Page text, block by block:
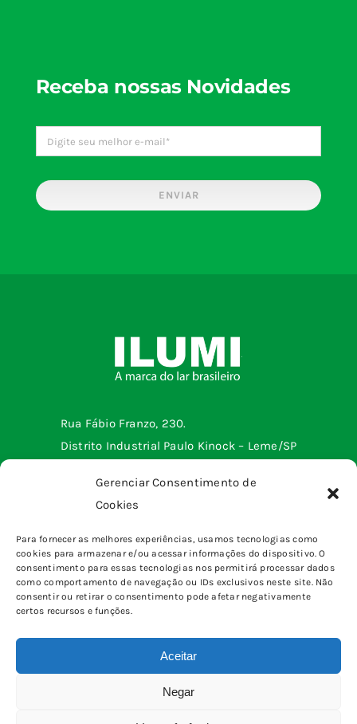
Gerenciar Consentimento de
Cookies
Para fornecer as melhores experiências, usamos tecnologias como
cookies para armazenar e/ou acessar informações do dispositivo. O
consentimento para essas tecnologias nos permitirá processar dados
como comportamento de navegação ou IDs exclusivos neste site. Não
consentir ou retirar o consentimento pode afetar negativamente
certos recursos e funções.
Aceitar
Negar
Receba nossas Novidades
ENVIAR
Rua Fábio Franzo, 230.
Distrito Industrial Paulo Kinock – Leme/SP
Tomadas e interruptores
Sobrepor
pinos, plugues e adaptadores
Caixas & Quadros
Eletrônica
Iluminação
Produtos
Home
Blog
Fale Conosco
Calculadora de Tomadas e Interruptores